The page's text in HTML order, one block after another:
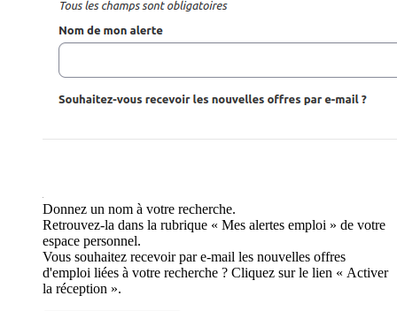
Donnez un nom à votre recherche.
Retrouvez-la dans la rubrique « Mes alertes emploi » de votre
espace personnel.
Vous souhaitez recevoir par e-mail les nouvelles offres
d'emploi liées à votre recherche ? Cliquez sur le lien « Activer
la réception ».